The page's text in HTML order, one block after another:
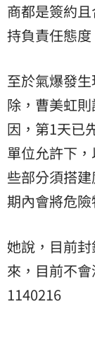
商都是簽約
持負責任態
至於氣爆發
除，曹美虹
因，第1天已
單位允許下
些部分須搭
期內會將危險
她說，目前
來，目前不會
1140216